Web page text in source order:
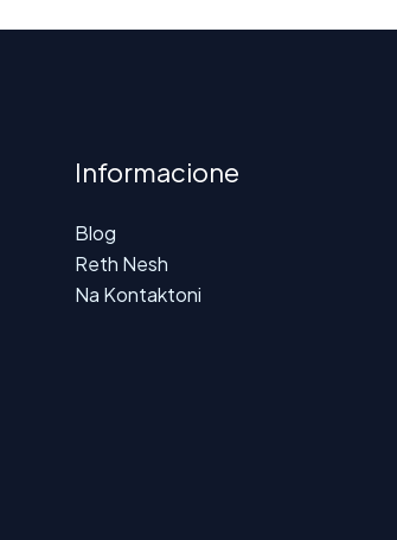
Informacione
Blog
Reth Nesh
Na Kontaktoni